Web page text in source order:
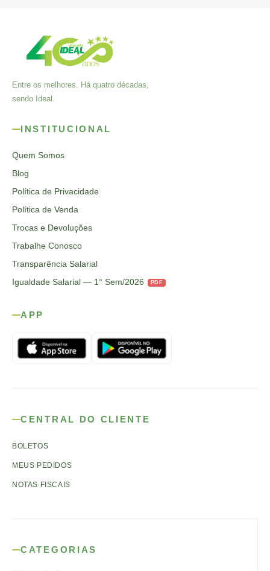
Entre os melhores. Há quatro décadas,
sendo Ideal.
INSTITUCIONAL
Quem Somos
Blog
Política de Privacidade
Política de Venda
Trocas e Devoluções
Trabalhe Conosco
Transparência Salarial
Igualdade Salarial — 1° Sem/2026
PDF
APP
CENTRAL DO CLIENTE
BOLETOS
MEUS PEDIDOS
NOTAS FISCAIS
CATEGORIAS